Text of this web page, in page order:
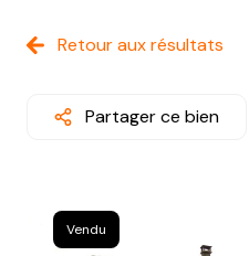
VENTES
VENDUS
ALERTE
E-MAIL
Retour aux résultats
Partager ce bien
Vendu